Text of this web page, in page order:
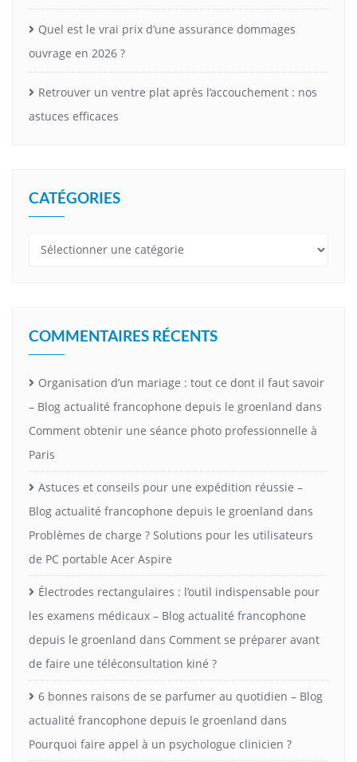
Quel est le vrai prix d’une assurance dommages
ouvrage en 2026 ?
Retrouver un ventre plat après l’accouchement : nos
astuces efficaces
CATÉGORIES
Catégories
COMMENTAIRES RÉCENTS
Organisation d’un mariage : tout ce dont il faut savoir
– Blog actualité francophone depuis le groenland dans
Comment obtenir une séance photo professionnelle à
Paris
Astuces et conseils pour une expédition réussie –
Blog actualité francophone depuis le groenland dans
Problèmes de charge ? Solutions pour les utilisateurs
de PC portable Acer Aspire
Électrodes rectangulaires : l’outil indispensable pour
les examens médicaux – Blog actualité francophone
depuis le groenland dans Comment se préparer avant
de faire une téléconsultation kiné ?
6 bonnes raisons de se parfumer au quotidien – Blog
actualité francophone depuis le groenland dans
Pourquoi faire appel à un psychologue clinicien ?